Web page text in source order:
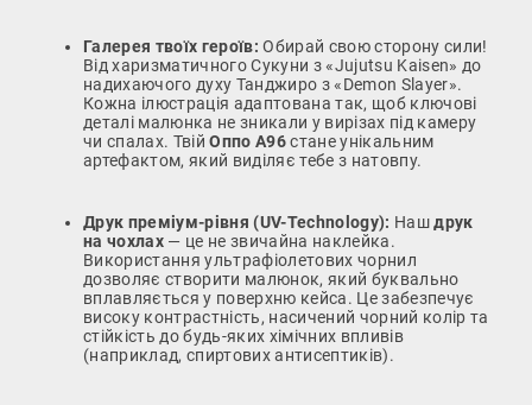
Галерея твоїх героїв: Обирай свою сторону сили!
Від харизматичного Сукуни з «Jujutsu Kaisen» до
надихаючого духу Танджиро з «Demon Slayer».
Кожна ілюстрація адаптована так, щоб ключові
деталі малюнка не зникали у вирізах під камеру
чи спалах. ТвійОппо А96стане унікальним
артефактом, який виділяє тебе з натовпу.
Друк преміум-рівня (UV-Technology): Нашдрук
на чохлах — це не звичайна наклейка.
Використання ультрафіолетових чорнил
дозволяє створити малюнок, який буквально
вплавляється у поверхню кейса. Це забезпечує
високу контрастність, насичений чорний колір та
стійкість до будь-яких хімічних впливів
(наприклад, спиртових антисептиків).